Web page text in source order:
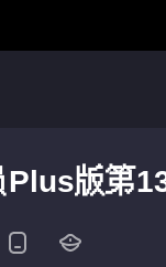
版第